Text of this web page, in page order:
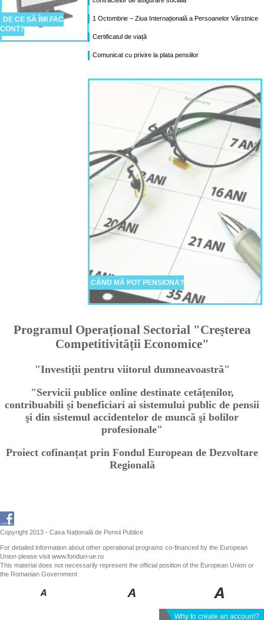
DE CE SĂ ÎMI FAC
CONT?
1 Octombrie – Ziua Internațională a Persoanelor Vârstnice
Certificatul de viață
Comunicat cu privire la plata pensiilor
CÂND MĂ POT PENSIONA?
Programul Operaṭional Sectorial "Creṣterea
Competitivităṭii Economice"
"Investiṭii pentru viitorul dumneavoastră"
"Servicii publice online destinate cetăṭenilor,
contribuabili ṣi beneficiari ai sistemului public de pensii
şi din sistemul accidentelor de muncă şi bolilor
profesionale"
Proiect cofinanțat prin Fondul European de Dezvoltare
Regională
Copyright 2013 - Casa Națională de Pensii Publice
For detailed information about other operational programs co-financed by the European
Union please visit www.fonduri-ue.ro
This material does not necessarily represent the official position of the European Union or
the Romanian Government
Why to create an account?